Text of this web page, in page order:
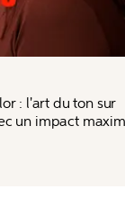
: l'art du ton sur
un impact